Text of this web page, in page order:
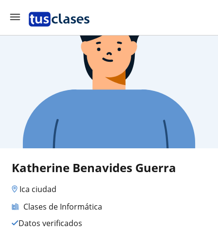
Katherine Benavides Guerra
Ica ciudad
Clases de Informática
Datos verificados